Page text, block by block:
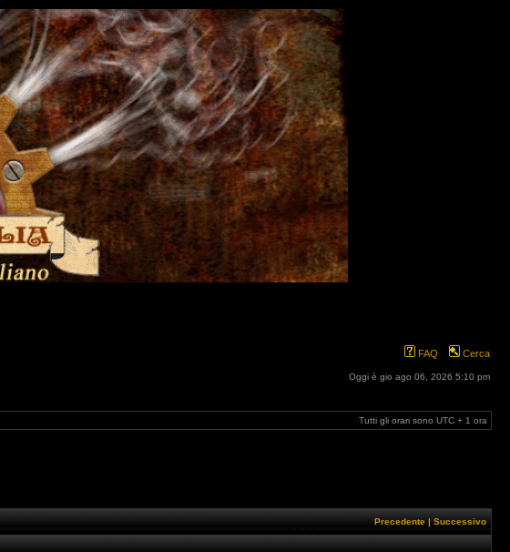
FAQ Cerca
Oggi è gio ago 06, 2026 5:10 pm
Tutti gli orari sono UTC + 1 ora
Precedente | Successivo